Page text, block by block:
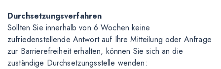
Durchsetzungsverfahren
Sollten Sie innerhalb von 6 Wochen keine
zufriedenstellende Antwort auf Ihre Mitteilung oder Anfrage
zur Barrierefreiheit erhalten, können Sie sich an die
zuständige Durchsetzungsstelle wenden: